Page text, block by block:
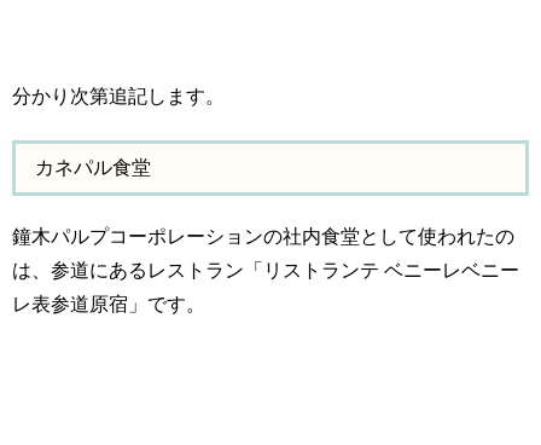
分かり次第追記します。
カネパル食堂
鐘木パルプコーポレーションの社内食堂として使われたの
は、参道にあるレストラン「リストランテ ベニーレベニー
レ表参道原宿」です。